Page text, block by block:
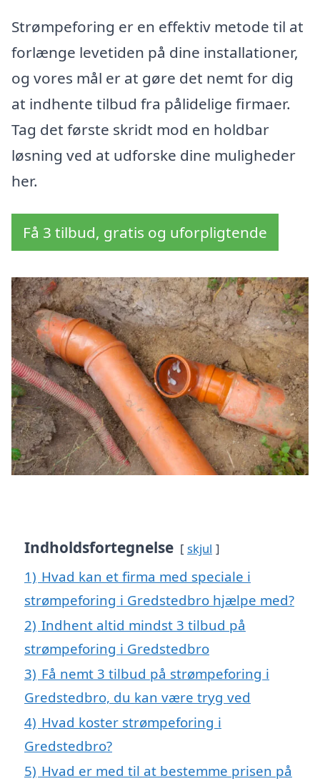
Strømpeforing er en effektiv metode til at
forlænge levetiden på dine installationer,
og vores mål er at gøre det nemt for dig
at indhente tilbud fra pålidelige firmaer.
Tag det første skridt mod en holdbar
løsning ved at udforske dine muligheder
her.
Få 3 tilbud, gratis og uforpligtende
Indholdsfortegnelse skjul
1) Hvad kan et firma med speciale i
strømpeforing i Gredstedbro hjælpe med?
2) Indhent altid mindst 3 tilbud på
strømpeforing i Gredstedbro
3) Få nemt 3 tilbud på strømpeforing i
Gredstedbro, du kan være tryg ved
4) Hvad koster strømpeforing i
Gredstedbro?
5) Hvad er med til at bestemme prisen på